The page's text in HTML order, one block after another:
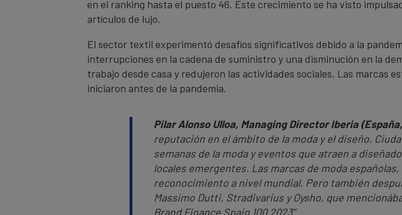
en el ranking hasta el puesto 46. Este crecimiento se ha visto
artículos de lujo.
El sector textil experimentó desafíos significativos debido a la
interrupciones en la cadena de suministro y una disminución en la
trabajo desde casa y redujeron las actividades sociales. Las marcas
iniciaron antes de la pandemia.
Pilar Alonso Ulloa, Managing Director Iberia
reputación en el ámbito de la moda y el diseño.
semanas de la moda y eventos que atraen a
locales emergentes. Las marcas de moda
reconocimiento a nivel mundial. Pero también
Massimo Dutti, Stradivarius y Oysho, que
Brand Finance Spain 100 2023”.